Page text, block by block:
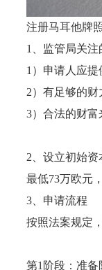
注册马耳他牌
1
监管局关注
1）申请人应
2）有足够的
3）合法的财富
2、 设立初始资
最低73万欧元
3、 申请流程
按照法案规定
第1阶段：准备